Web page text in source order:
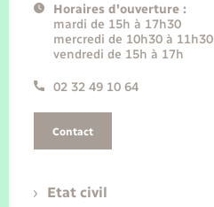
Horaires d'ouverture :
mardi de 15h à 17h30
mercredi de 10h30 à
vendredi de 15h à 17h
02 32 49 10 64
Contact
Etat civil